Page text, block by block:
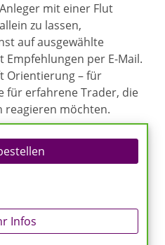
mit einer Flut
zu lassen,
auf ausgewählte
per E-Mail.
Orientierung – für
für erfahrene Trader, die
reagieren möchten.
Infos